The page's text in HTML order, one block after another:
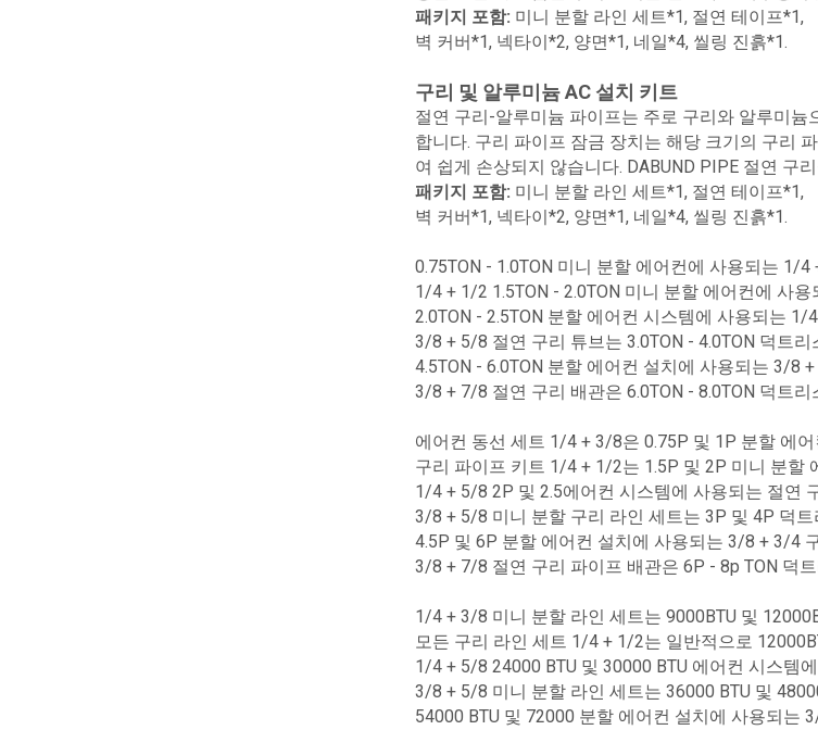
패키지 포함: 미니 분할 라인 세트*1, 절연 테이프*1,
벽 커버*1, 넥타이*2, 양면*1, 네일*4, 씰링 진흙*1.
구리 및 알루미늄 AC 설치 키트
절연 구리-알루미늄 파이프는 주로 구리와 알루미
합니다. 구리 파이프 잠금 장치는 해당 크기의 구리
여 쉽게 손상되지 않습니다. DABUND PIPE 절연 구
패키지 포함: 미니 분할 라인 세트*1, 절연 테이프*1,
벽 커버*1, 넥타이*2, 양면*1, 네일*4, 씰링 진흙*1.
0.75TON - 1.0TON 미니 분할 에어컨에 사용되는 1/
1/4 + 1/2 1.5TON - 2.0TON 미니 분할 에어컨에 사
2.0TON - 2.5TON 분할 에어컨 시스템에 사용되는 1/
3/8 + 5/8 절연 구리 튜브는 3.0TON - 4.0TON 덕트
4.5TON - 6.0TON 분할 에어컨 설치에 사용되는 3/8
3/8 + 7/8 절연 구리 배관은 6.0TON - 8.0TON 덕트
에어컨 동선 세트 1/4 + 3/8은 0.75P 및 1P 분할 에
구리 파이프 키트 1/4 + 1/2는 1.5P 및 2P 미니 분할
1/4 + 5/8 2P 및 2.5에어컨 시스템에 사용되는 절연
3/8 + 5/8 미니 분할 구리 라인 세트는 3P 및 4P 덕
4.5P 및 6P 분할 에어컨 설치에 사용되는 3/8 + 3/4
3/8 + 7/8 절연 구리 파이프 배관은 6P - 8p TON 덕
1/4 + 3/8 미니 분할 라인 세트는 9000BTU 및
모든 구리 라인 세트 1/4 + 1/2는 일반적으로
1/4 + 5/8 24000 BTU 및 30000 BTU 에어컨 시스템
3/8 + 5/8 미니 분할 라인 세트는 36000 BTU 및
54000 BTU 및 72000 분할 에어컨 설치에 사용되는